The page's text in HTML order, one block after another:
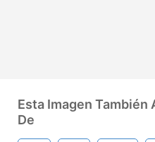
Esta Imagen También
De